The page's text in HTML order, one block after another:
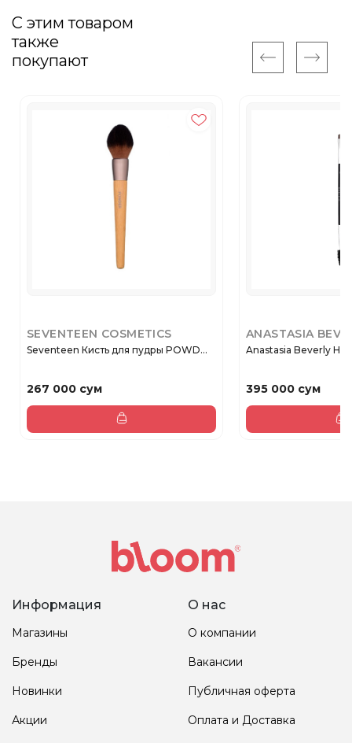
С этим товаром
также
покупают
SEVENTEEN COSMETICS
Seventeen Кисть для пудры POWD...
267 000 сум
ANASTASIA
Anastasia Beverly
395 000 сум
Информация
Магазины
Бренды
Новинки
Акции
О нас
О компании
Вакансии
Публичная оферта
Оплата и Доставка